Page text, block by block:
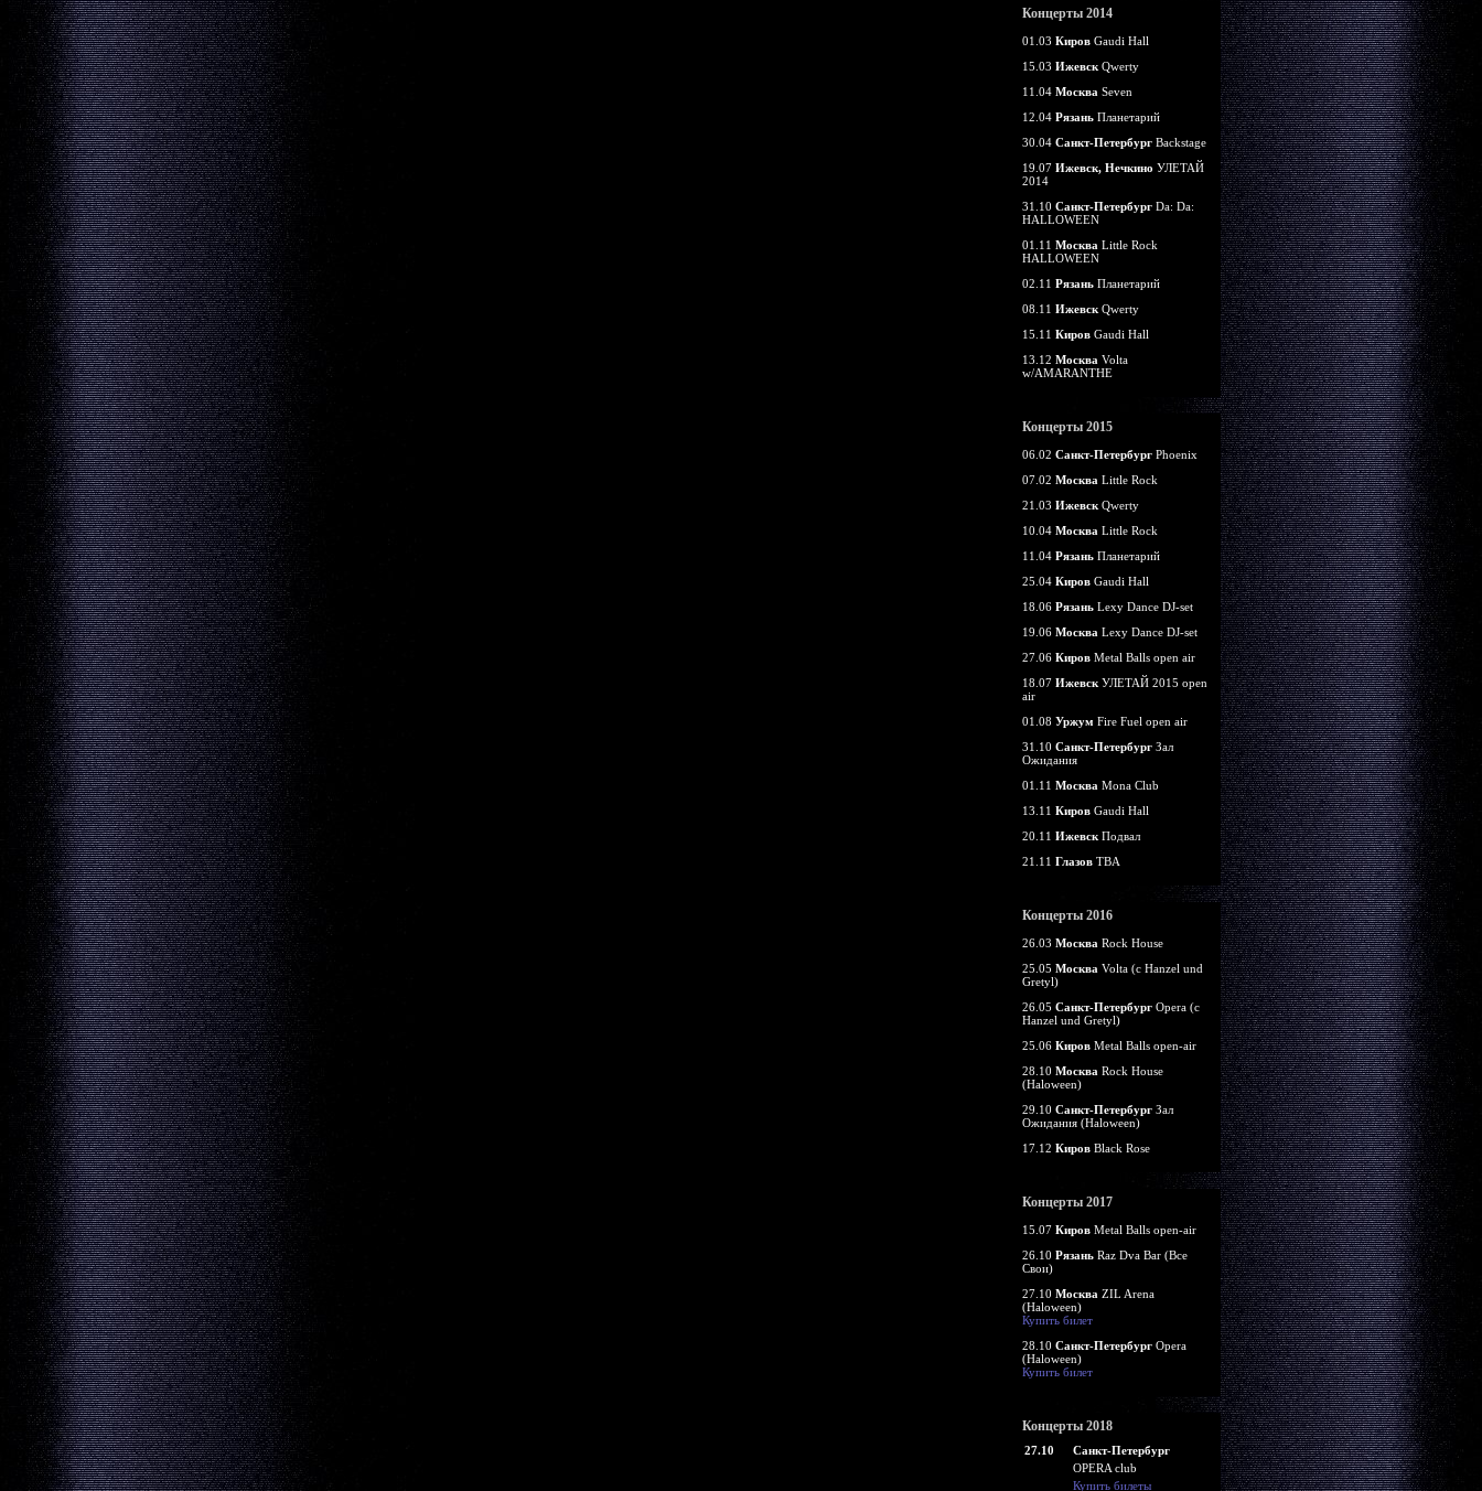
Концерты 2014
01.03 Киров Gaudi Hall
15.03 Ижевск Qwerty
11.04 Москва Seven
12.04 Рязань Планетарий
30.04 Санкт-Петербург Backstage
19.07 Ижевск, Нечкино УЛЕТАЙ
2014
31.10 Санкт-Петербург Da: Da:
HALLOWEEN
01.11 Москва Little Rock
HALLOWEEN
02.11 Рязань Планетарий
08.11 Ижевск Qwerty
15.11 Киров Gaudi Hall
13.12 Москва Volta
w/AMARANTHE
Концерты 2015
06.02 Санкт-Петербург Phoenix
07.02 Москва Little Rock
21.03 Ижевск Qwerty
10.04 Москва Little Rock
11.04 Рязань Планетарий
25.04 Киров Gaudi Hall
18.06 Рязань Lexy Dance DJ-set
19.06 Москва Lexy Dance DJ-set
27.06 Киров Metal Balls open air
18.07 Ижевск УЛЕТАЙ 2015 open
air
01.08 Уржум Fire Fuel open air
31.10 Санкт-Петербург Зал
Ожидания
01.11 Москва Mona Club
13.11 Киров Gaudi Hall
20.11 Ижевск Подвал
21.11 Глазов TBA
Концерты 2016
26.03 Москва Rock House
25.05 Москва Volta (c Hanzel und
Gretyl)
26.05 Санкт-Петербург Opera (c
Hanzel und Gretyl)
25.06 Киров Metal Balls open-air
28.10 Москва Rock House
(Haloween)
29.10 Санкт-Петербург Зал
Ожидания (Haloween)
17.12 Киров Black Rose
Концерты 2017
15.07 Киров Metal Balls open-air
26.10 Рязань Raz Dva Bar (Все
Свои)
27.10 Москва ZIL Arena
(Haloween)
Купить билет
28.10 Санкт-Петербург Opera
(Haloween)
Купить билет
Концерты 2018
27.10
Санкт-Петербург
OPERA club
Купить билеты